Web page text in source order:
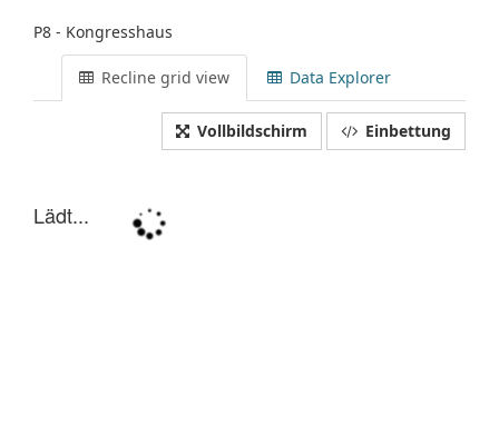
P8 - Kongresshaus
Recline grid view Data Explorer
Vollbildschirm Einbettung